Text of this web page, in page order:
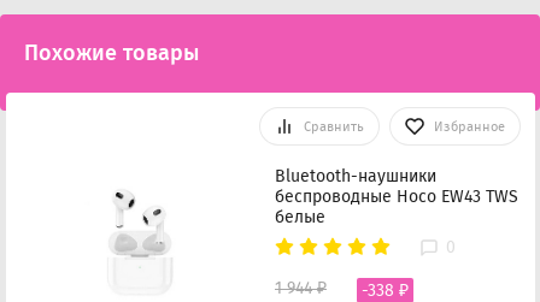
Похожие товары
Сравнить Избранное
Bluetooth-наушники
беспроводные Hoco EW43 TWS
белые
0
1 944 ₽ -338 ₽